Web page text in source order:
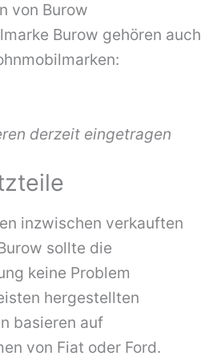
von Burow
Burow gehören auch
derzeit eingetragen
inzwischen verkauften
sollte die
keine Problem
hergestellten
basieren auf
von Fiat oder Ford.